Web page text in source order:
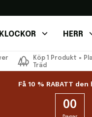
KLOCKOR HERR
Köp 1 Produkt =
Träd
Få 10 % RABATT
00